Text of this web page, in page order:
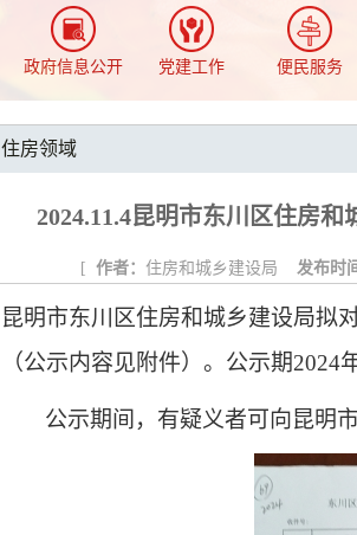
政府信息公开 党建工作 便民服务
住房领域
2024.11.4昆明市东川区住房
[ 作者： 住房和城乡建设局 发布时
昆明市东川区住房和城乡建设局拟
（公示内容见附件）。 公示期2024
公示期间，有疑义者可向昆明